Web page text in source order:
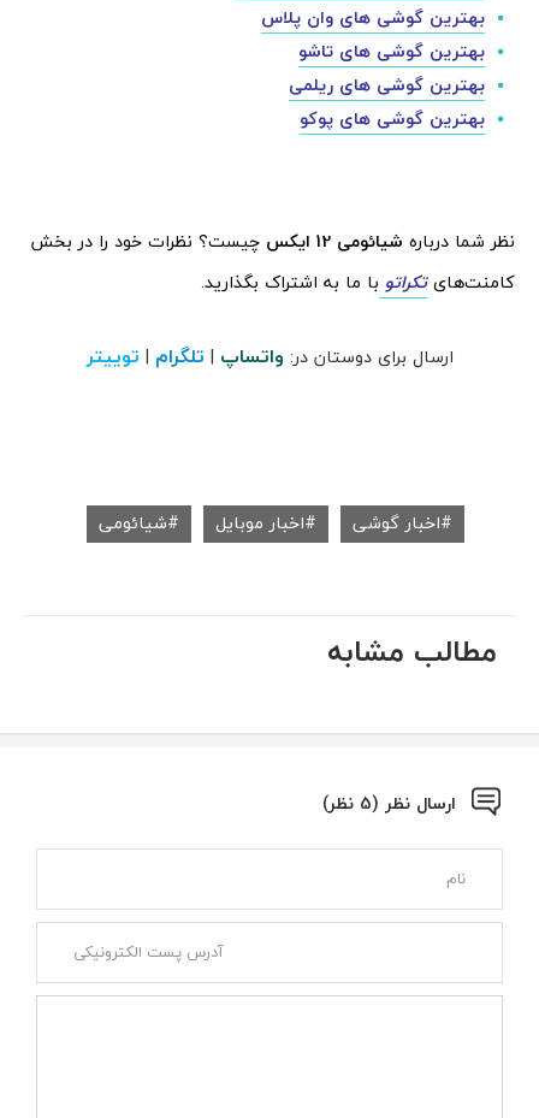
بهترین گوشی های وان پلاس
بهترین گوشی های تاشو
بهترین گوشی های ریلمی
بهترین گوشی های پوکو
نظر شما درباره شیائومی 12 ایکس
چیست؟ نظرات خود را در بخش
کامنت‌هایتکراتو با ما به اشتراک بگذارید.
ارسال برای دوستان در: واتساپ | تلگرام | توییتر
اخبار گوشی اخبار موبایل شیائومی
مطالب مشابه
ارسال نظر (5 نظر)